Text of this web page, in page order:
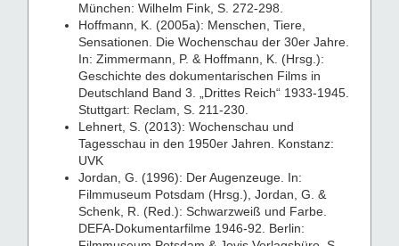
München: Wilhelm Fink, S. 272-298.
Hoffmann, K. (2005a): Menschen, Tiere,
Sensationen. Die Wochenschau der 30er Jahre.
In: Zimmermann, P. & Hoffmann, K. (Hrsg.):
Geschichte des dokumentarischen Films in
Deutschland Band 3. „Drittes Reich“ 1933-1945.
Stuttgart: Reclam, S. 211-230.
Lehnert, S. (2013): Wochenschau und
Tagesschau in den 1950er Jahren. Konstanz:
UVK
Jordan, G. (1996): Der Augenzeuge. In:
Filmmuseum Potsdam (Hrsg.), Jordan, G. &
Schenk, R. (Red.): Schwarzweiß und Farbe.
DEFA-Dokumentarfilme 1946-92. Berlin: